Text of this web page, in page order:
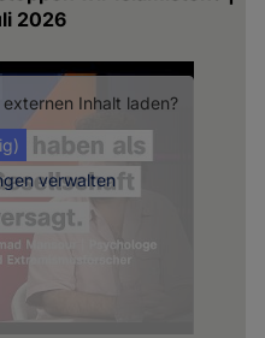
2026
Inhalt laden?
verwalten